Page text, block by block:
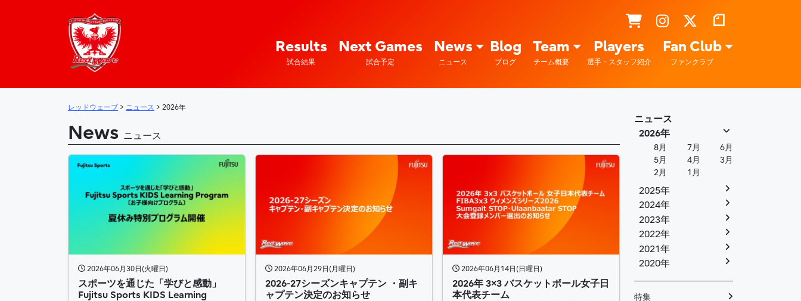
メインナビゲーション
Results
試合結果
Next Games
試合予定
News
ニュース
Blog
ブログ
Team
チーム概要
Players
選手・スタッフ紹介
Fan Club
ファンクラブ
レッドウェーブ > ニュース > 2026年
News ニュース
2026年06月30日(火曜日)
スポーツを通じた「学びと感動」
Fujitsu Sports KIDS Learning
2026年06月29日(月曜日)
2026-27シーズンキャプテン ・副キ
ャプテン決定のお知らせ
2026年06月14日(日曜日)
2026年 3×3 バスケットボール女子日
本代表チーム
ニュース
2026年
8月 7月
6月
5月
4月
3月
2月
1月
2025年
2024年
2023年
2022年
2021年
2020年
特集